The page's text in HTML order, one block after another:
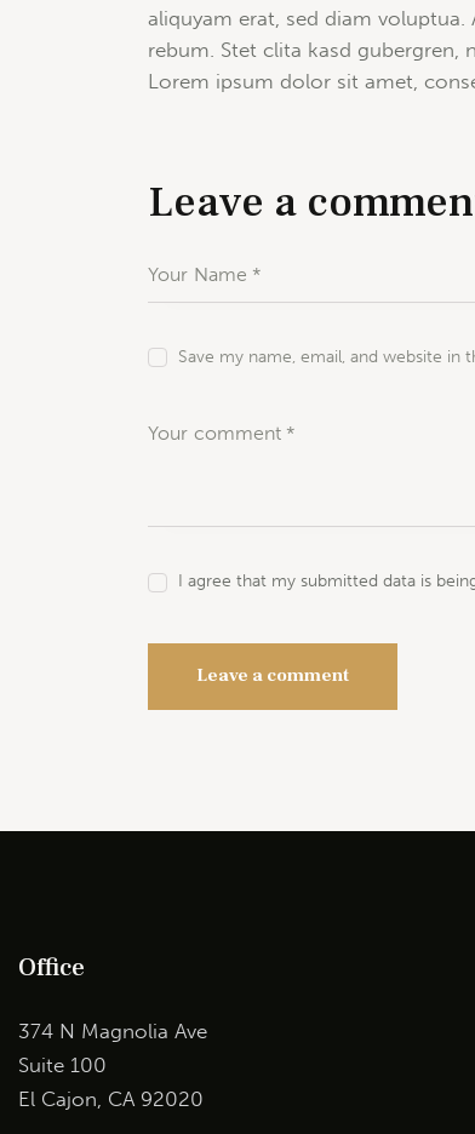
aliquyam erat, sed diam
rebum. Stet clita kasd gubergren,
Lorem ipsum dolor sit amet,
Leave a
Save my name, email, and website
I agree that my submitted data is
Office
374 N Magnolia Ave
Suite 100
El Cajon, CA 92020